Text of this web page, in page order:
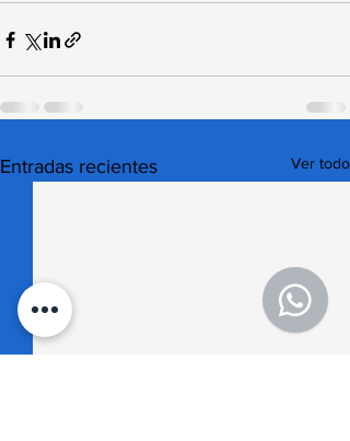
Entradas recientes Ver todo